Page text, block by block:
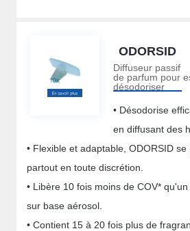
ODORSID
Diffuseur passif
de parfum pour
désodoriser
• Désodorise
en diffusant des
• Flexible et adaptable, ODORSID
partout en toute discrétion.
• Libère 10 fois moins de COV*
sur base aérosol.
• Contient 15 à 20 fois plus de